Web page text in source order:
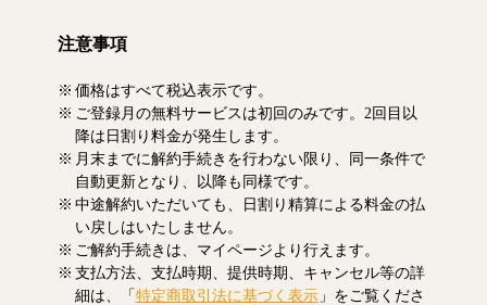
事をお読みいただけます。なお、日割り清算
注意事項
価格はすべて税込表示です。
ご登録月の無料サービスは初回のみです。2回目以
降は日割り料金が発生します。
月末までに解約手続きを行わない限り、同一条件で
自動更新となり、以降も同様です。
中途解約いただいても、日割り精算による料金の払
い戻しはいたしません。
ご解約手続きは、マイページより行えます。
支払方法、支払時期、提供時期、キャンセル等の詳
細は、「特定商取引法に基づく表示」をご覧くださ